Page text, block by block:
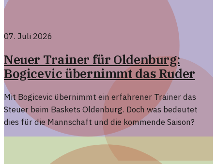
07. Juli 2026
Neuer Trainer für Oldenburg:
Bogicevic übernimmt das Ruder
Mit Bogicevic übernimmt ein erfahrener Trainer das
Steuer beim Baskets Oldenburg. Doch was bedeutet
dies für die Mannschaft und die kommende Saison?